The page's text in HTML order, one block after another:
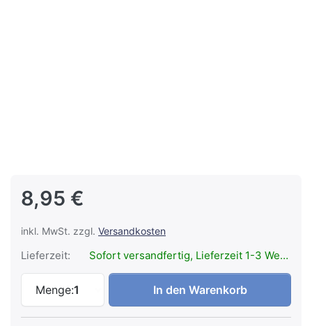
8,95 €
inkl. MwSt. zzgl. Versandkosten
Lieferzeit: Sofort versandfertig, Lieferzeit 1-3 Werktage.
Menge:1
LEDLENSER Magnetic Charging Cable
In den Warenkorb